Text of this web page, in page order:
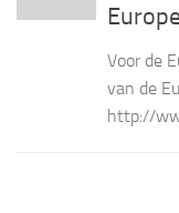
Voor de
van de
http://